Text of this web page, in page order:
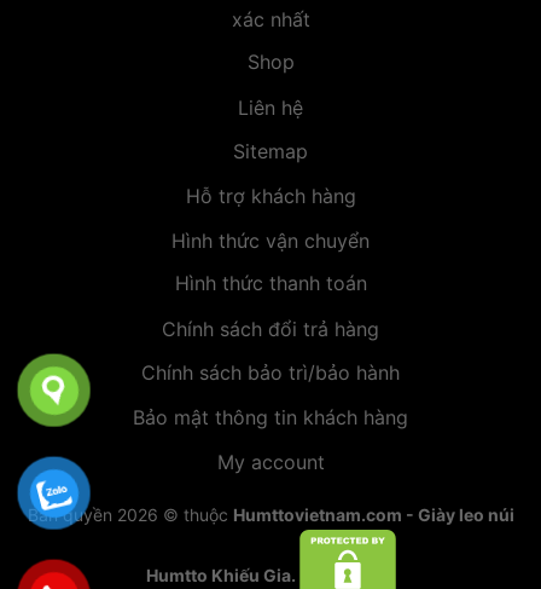
xác nhất
Shop
Liên hệ
Sitemap
Hỗ trợ khách hàng
Hình thức vận chuyển
Hình thức thanh toán
Chính sách đổi trả hàng
Chính sách bảo trì/bảo hành
Bảo mật thông tin khách hàng
My account
Bản quyền 2026 © thuộc Humttovietnam.com - Giày leo núi
Humtto Khiếu Gia.